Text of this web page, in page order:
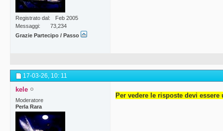
Registrato dal
Feb 2005
Messaggi
73,234
Grazie Partecipo / Passo
17-03-26, 10: 11
kele
Moderatore
Perla Rara
Per vedere le risposte devi essere